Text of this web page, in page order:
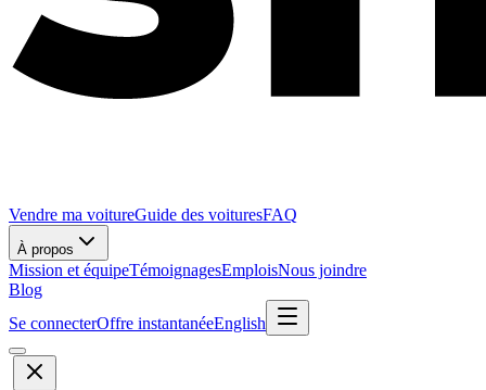
Vendre ma voitureGuide des voituresFAQ
À propos
Mission et équipeTémoignagesEmploisNous joindre
Blog
Se connecterOffre instantanéeEnglish